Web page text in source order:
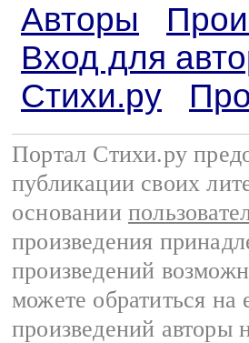
Авторы
Вход для
Стихи.ру
Портал Стихи.ру
публикации своих
основании
произведения
произведений
можете обратиться на
произведений авторы